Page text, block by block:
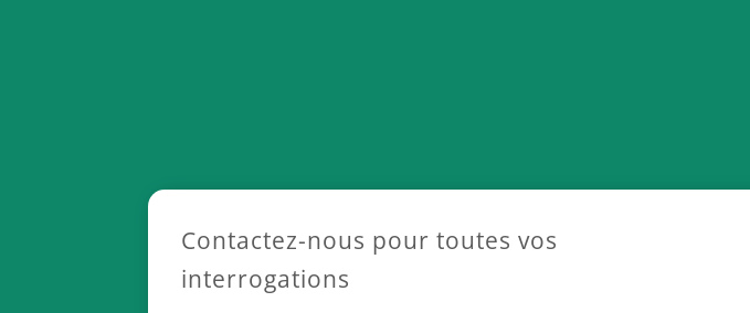
Contactez-nous pour toutes vos
interrogations